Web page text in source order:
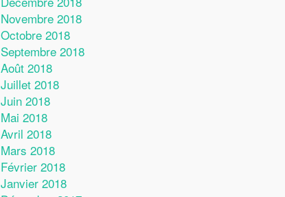
Novembre 2018
Octobre 2018
Septembre 2018
Août 2018
Juillet 2018
Juin 2018
Mai 2018
Avril 2018
Mars 2018
Février 2018
Janvier 2018